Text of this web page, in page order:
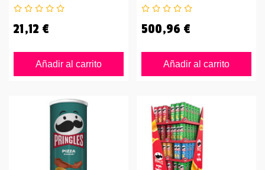
21,12 €
Añadir al carrito
500,96 €
Añadir al carrito